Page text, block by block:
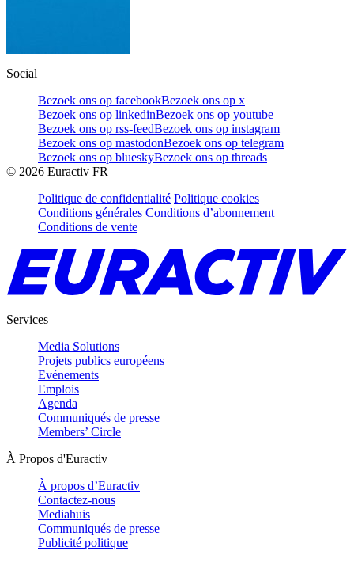
Social
Bezoek ons op facebookBezoek ons op x
Bezoek ons op linkedinBezoek ons op youtube
Bezoek ons op rss-feedBezoek ons op instagram
Bezoek ons op mastodonBezoek ons op telegram
Bezoek ons op blueskyBezoek ons op threads
© 2026 Euractiv FR
Politique de confidentialité Politique cookies
Conditions générales Conditions d’abonnement
Conditions de vente
Services
Media Solutions
Projets publics européens
Evénements
Emplois
Agenda
Communiqués de presse
Members’ Circle
À Propos d'Euractiv
À propos d’Euractiv
Contactez-nous
Mediahuis
Communiqués de presse
Publicité politique